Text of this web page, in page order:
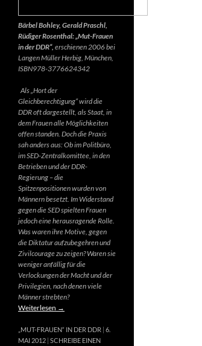
Bärbel Bohley, Gerald Praschl,
Rüdiger Rosenthal: „Mut-Frauen
in der DDR“, erschienen 2006 bei
Langen Müller Herbig, München,
ISBN978-3776624342
Als „Hort der
Gleichberechtigung“ wird die
DDR oft dargestellt, als Staat, in
dem Frauen alle Möglichkeiten
offen standen. Doch die Praxis
sah anders aus: Ob im Politbüro,
im SED-Zentralkomittee, in den
Betrieben und der DDR-
Regierung – die
Spitzenpositionen wurden von
Männern besetzt. Im Widerstand
gegen die SED spielten Frauen
jedoch eine herausragende Rolle.
Was waren ihre Motive, gegen
die Diktatur aufzubegehren und
Zivilcourage zu zeigen? Waren sie
weniger anfällig für die
Verlockungen der Macht und der
Privilegien, nach denen viele
Männer strebten?
Weiterlesen →
„MUT-FRAUEN“ IN DER DDR 6.
MAI 2012 SCHREIBE EINEN